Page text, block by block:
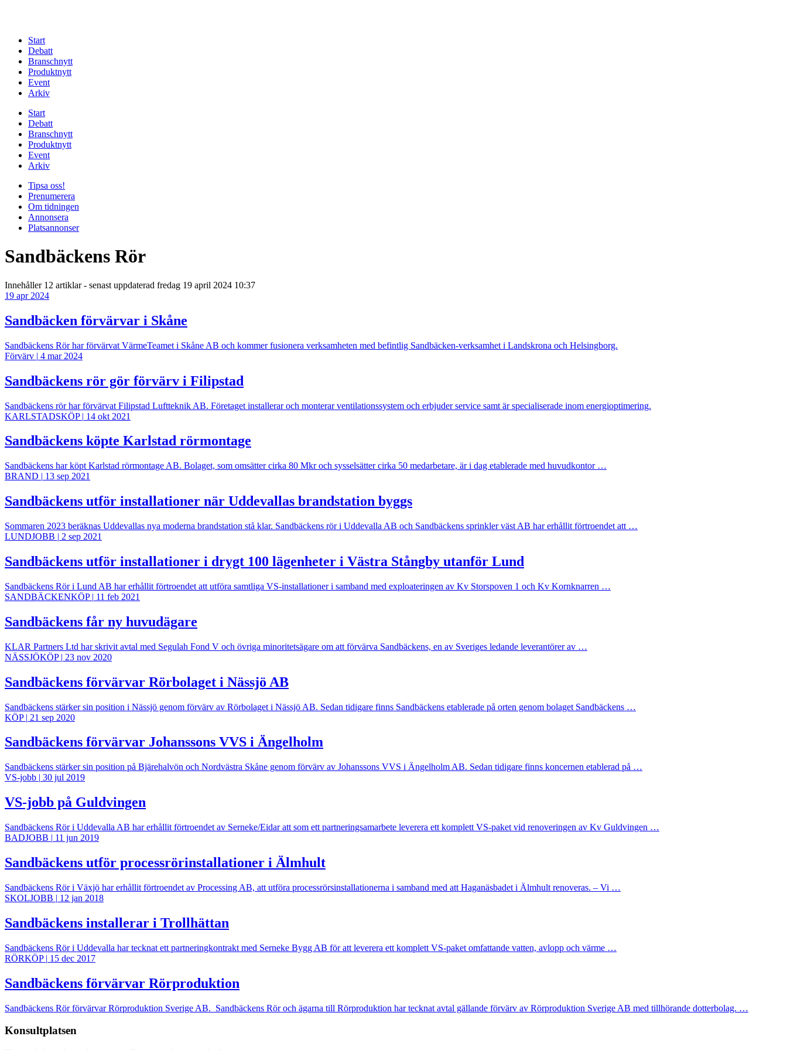
Start
Debatt
Branschnytt
Produktnytt
Event
Arkiv
Start
Debatt
Branschnytt
Produktnytt
Event
Arkiv
Tipsa oss!
Prenumerera
Om tidningen
Annonsera
Platsannonser
Sandbäckens Rör
Innehåller 12 artiklar- senast uppdaterad fredag 19 april 2024 10:37
19 apr 2024
Sandbäcken förvärvar i Skåne
Sandbäckens Rör har förvärvat VärmeTeamet i Skåne AB och kommer fusionera verksamheten med befintlig Sandbäcken-verksamhet i Landskrona och Helsingborg.
Förvärv | 4 mar 2024
Sandbäckens rör gör förvärv i Filipstad
Sandbäckens rör har förvärvat Filipstad Luftteknik AB. Företaget installerar och monterar ventilationssystem och erbjuder service samt är specialiserade inom energioptimering.
KARLSTADSKÖP | 14 okt 2021
Sandbäckens köpte Karlstad rörmontage
Sandbäckens har köpt Karlstad rörmontage AB. Bolaget, som omsätter cirka 80 Mkr och sysselsätter cirka 50 medarbetare, är i dag etablerade med huvudkontor …
BRAND | 13 sep 2021
Sandbäckens utför installationer när Uddevallas brandstation byggs
Sommaren 2023 beräknas Uddevallas nya moderna brandstation stå klar. Sandbäckens rör i Uddevalla AB och Sandbäckens sprinkler väst AB har erhållit förtroendet att …
LUNDJOBB | 2 sep 2021
​Sandbäckens utför installationer i drygt 100 lägenheter i Västra Stångby utanför Lund
Sandbäckens Rör i Lund AB har erhållit förtroendet att utföra samtliga VS-installationer i samband med exploateringen av Kv Storspoven 1 och Kv Kornknarren …
SANDBÄCKENKÖP | 11 feb 2021
Sandbäckens får ny huvudägare
KLAR Partners Ltd har skrivit avtal med Segulah Fond V och övriga minoritetsägare om att förvärva Sandbäckens, en av Sveriges ledande leverantörer av …
NÄSSJÖKÖP | 23 nov 2020
Sandbäckens förvärvar Rörbolaget i Nässjö AB
Sandbäckens stärker sin position i Nässjö genom förvärv av Rörbolaget i Nässjö AB. Sedan tidigare finns Sandbäckens etablerade på orten genom bolaget Sandbäckens …
KÖP | 21 sep 2020
Sandbäckens förvärvar Johanssons VVS i Ängelholm
Sandbäckens stärker sin position på Bjärehalvön och Nordvästra Skåne genom förvärv av Johanssons VVS i Ängelholm AB. Sedan tidigare finns koncernen etablerad på …
VS-jobb | 30 jul 2019
VS-jobb på Guldvingen
Sandbäckens Rör i Uddevalla AB har erhållit förtroendet av Serneke/Eidar att som ett partneringsamarbete leverera ett komplett VS-paket vid renoveringen av Kv Guldvingen …
BADJOBB | 11 jun 2019
Sandbäckens utför processrörinstallationer i Älmhult
Sandbäckens Rör i Växjö har erhållit förtroendet av Processing AB, att utföra processrörsinstallationerna i samband med att Haganäsbadet i Älmhult renoveras. – Vi …
SKOLJOBB | 12 jan 2018
Sandbäckens installerar i Trollhättan
Sandbäckens Rör i Uddevalla har tecknat ett partneringkontrakt med Serneke Bygg AB för att leverera ett komplett VS-paket omfattande vatten, avlopp och värme …
RÖRKÖP | 15 dec 2017
Sandbäckens förvärvar Rörproduktion
Sandbäckens Rör förvärvar Rörproduktion Sverige AB. Sandbäckens Rör och ägarna till Rörproduktion har tecknat avtal gällande förvärv av Rörproduktion Sverige AB med tillhörande dotterbolag. …
Konsultplatsen